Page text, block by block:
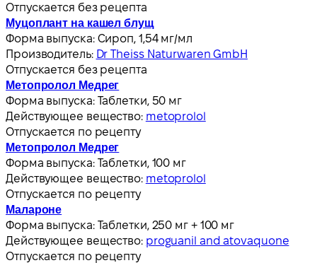
Отпускается без рецепта
Муцоплант на кашел блущ
Форма выпуска: Сироп, 1,54 мг/мл
Производитель: Dr Theiss Naturwaren GmbH
Отпускается без рецепта
Метопролол Медрег
Форма выпуска: Таблетки, 50 мг
Действующее вещество: metoprolol
Отпускается по рецепту
Метопролол Медрег
Форма выпуска: Таблетки, 100 мг
Действующее вещество: metoprolol
Отпускается по рецепту
Малароне
Форма выпуска: Таблетки, 250 мг + 100 мг
Действующее вещество: proguanil and atovaquone
Отпускается по рецепту